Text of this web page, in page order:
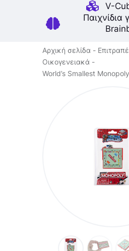
V-
Αρχική σελίδα
Οικογενειακά
World’s Smallest Monopoly